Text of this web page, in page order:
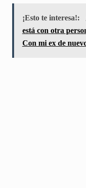
¡Esto te interesa!:
está con otra
Con mi ex de